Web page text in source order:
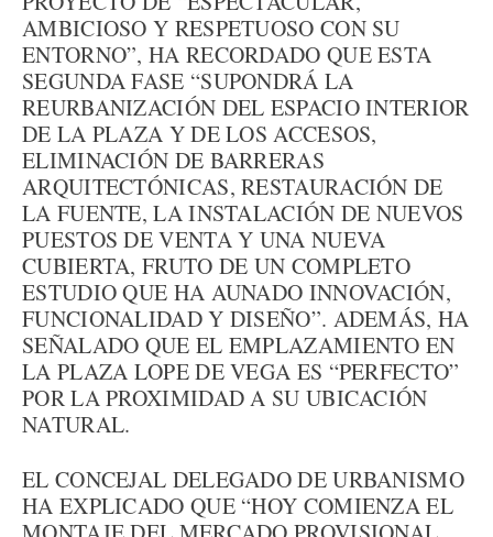
AMBICIOSO Y RESPETUOSO CON SU
ENTORNO”, HA RECORDADO QUE ESTA
SEGUNDA FASE “SUPONDRÁ LA
REURBANIZACIÓN DEL ESPACIO INTERIOR
DE LA PLAZA Y DE LOS ACCESOS,
ELIMINACIÓN DE BARRERAS
ARQUITECTÓNICAS, RESTAURACIÓN DE
LA FUENTE, LA INSTALACIÓN DE NUEVOS
PUESTOS DE VENTA Y UNA NUEVA
CUBIERTA, FRUTO DE UN COMPLETO
ESTUDIO QUE HA AUNADO INNOVACIÓN,
FUNCIONALIDAD Y DISEÑO”. ADEMÁS, HA
SEÑALADO QUE EL EMPLAZAMIENTO EN
LA PLAZA LOPE DE VEGA ES “PERFECTO”
POR LA PROXIMIDAD A SU UBICACIÓN
NATURAL.
EL CONCEJAL DELEGADO DE URBANISMO
HA EXPLICADO QUE “HOY COMIENZA EL